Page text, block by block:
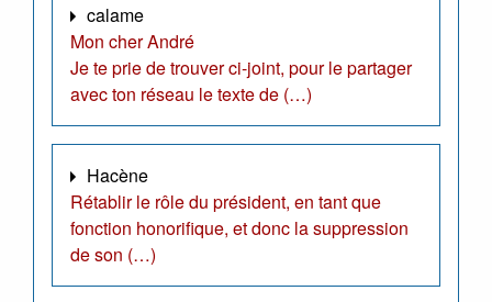
calame
Mon cher André
Je te prie de trouver ci-joint, pour le partager
avec ton réseau le texte de (…)
Hacène
Rétablir le rôle du président, en tant que
fonction honorifique, et donc la suppression
de son (…)